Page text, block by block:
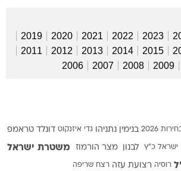
2023
2022
2021
2020
2019
2015
2014
2013
2012
2011
2009
2008
2007
2006
2026 בנימין נתניהו גדי איזנקוט דונלד טראמפ
ישראל כ"ץ לבנון מצר הורמוז משטרת ישראל
רוסיה רצועת עזה רצח שריפה